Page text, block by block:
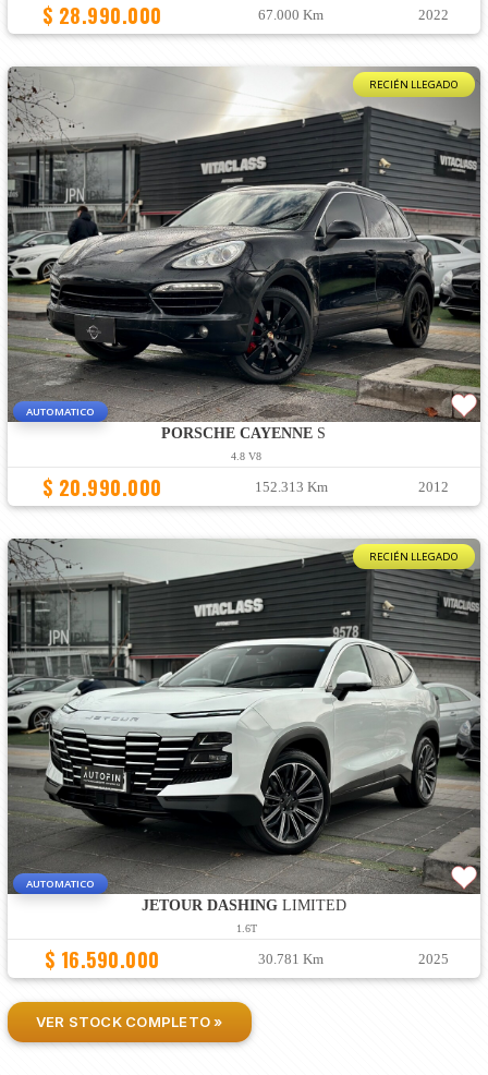
$ 28.990.000 67.000 Km 2022
RECIÉN LLEGADO
AUTOMATICO
PORSCHE CAYENNE S
4.8 V8
$ 20.990.000 152.313 Km 2012
RECIÉN LLEGADO
AUTOMATICO
JETOUR DASHINGLIMITED
1.6T
$ 16.590.000 30.781 Km 2025
VER STOCK COMPLETO »